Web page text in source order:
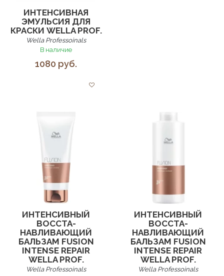
ИНТЕНСИВНАЯ
ЭМУЛЬСИЯ ДЛЯ
КРАСКИ WELLA PROF.
Wella Professoinals
В наличие
1080 руб.
ИНТЕНСИВНЫЙ
ВОССТА­
НАВЛИВАЮЩИЙ
БАЛЬЗАМ FUSION
INTENSE REPAIR
WELLA PROF.
Wella Professoinals
ИНТЕНСИВНЫЙ
ВОССТА­
НАВЛИВАЮЩИЙ
БАЛЬЗАМ FUSION
INTENSE REPAIR
WELLA PROF.
Wella Professoinals